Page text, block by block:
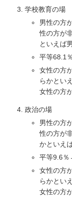
学校教育の場
男性の方
性の方が
といえば
平等68.1
女性の方
らかとい
女性の方
政治の場
男性の方
性の方が
かといえ
平等9.6
女性の方
らかとい
女性の方